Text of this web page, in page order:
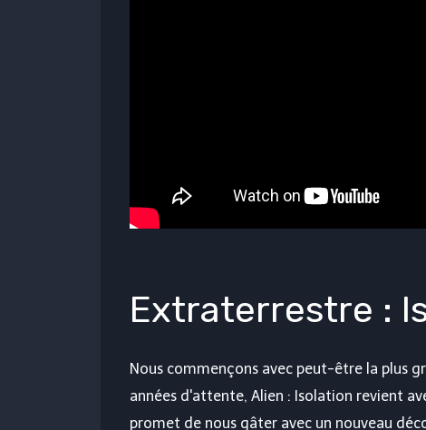
Extraterrestre :
Nous commençons avec peut-être la plus
années d'attente, Alien : Isolation revient
promet de nous gâter avec un nouveau